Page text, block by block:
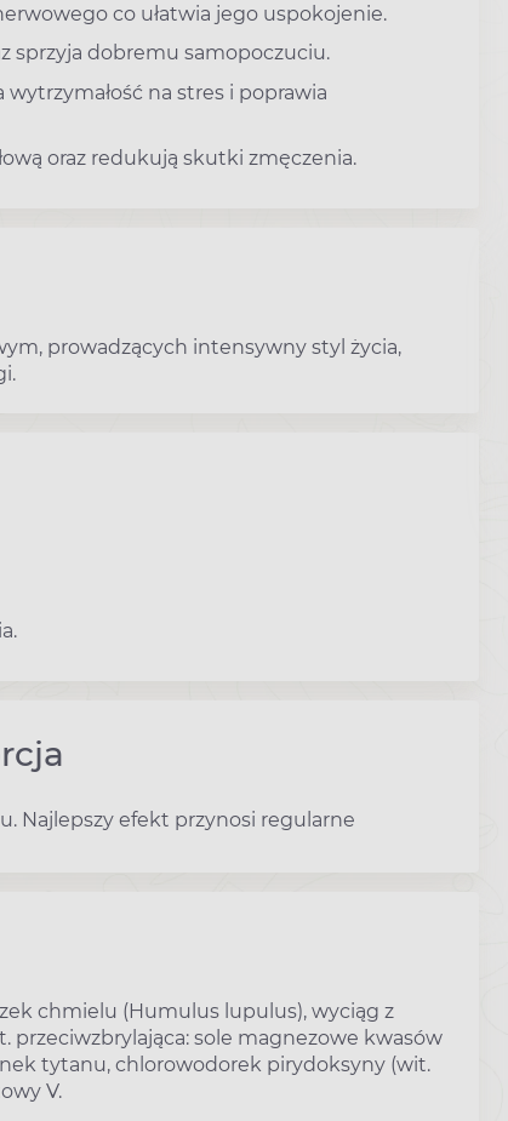
co ułatwia jego uspokojenie.
sprzyja dobremu samopoczuciu.
wytrzymałość na stres i poprawia
oraz redukują skutki zmęczenia.
prowadzących intensywny styl życia,
Najlepszy efekt przynosi regularne
chmielu (Humulus lupulus), wyciąg z
przeciwzbrylająca: sole magnezowe kwasów
tytanu, chlorowodorek pirydoksyny (wit.
V.